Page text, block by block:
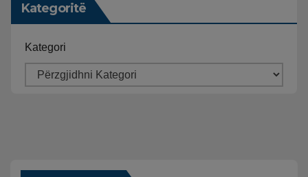
Kategoritë
Kategori